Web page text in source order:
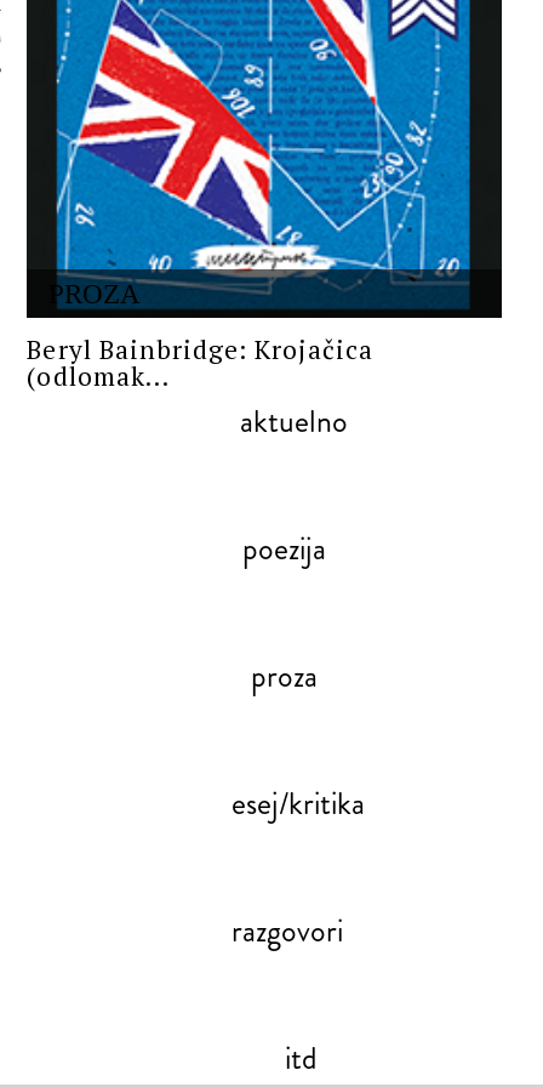
PROZA
Beryl Bainbridge: Krojačica
(odlomak...
aktuelno
poezija
proza
esej/kritika
razgovori
itd